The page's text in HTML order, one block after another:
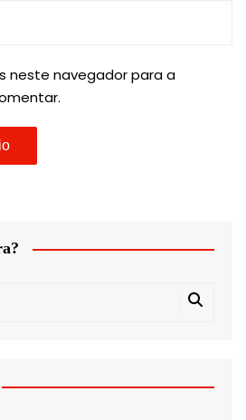
neste navegador para a